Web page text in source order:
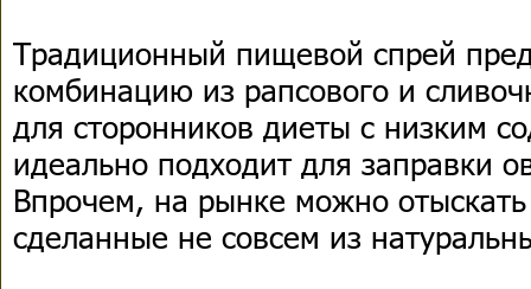
Традиционный пищевой спрей
комбинацию из рапсового и
для сторонников диеты с низким
идеально подходит для заправки
Впрочем, на рынке можно
сделанные не совсем из